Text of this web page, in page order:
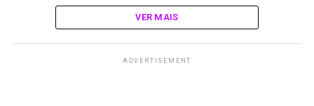
VER MAIS
ADVERTISEMENT